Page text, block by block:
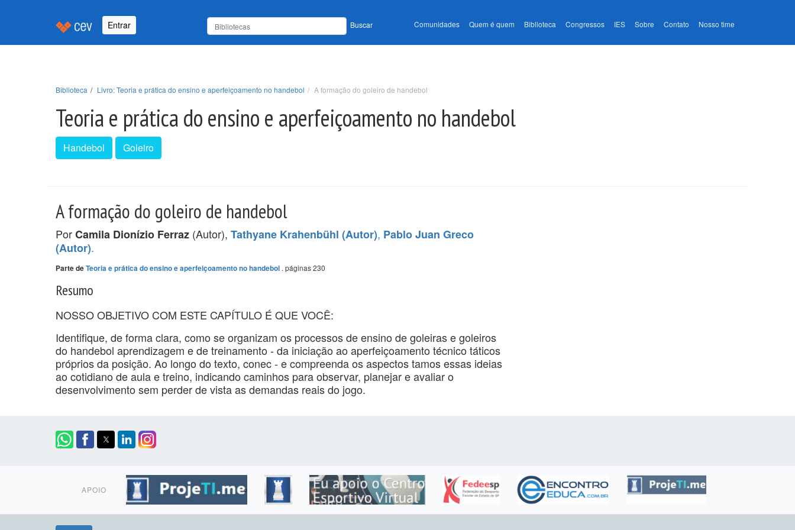
Entrar Buscar Comunidades Quem é quem Biblioteca Congressos IES Sobre Contato Nosso time
Biblioteca Livro: Teoria e prática do ensino e aperfeiçoamento no handebol A formação do goleiro de handebol
Teoria e prática do ensino e aperfeiçoamento no handebol
Handebol Goleiro
A formação do goleiro de handebol
PorCamila Dionízio Ferraz (Autor), Tathyane Krahenbühl (Autor), Pablo Juan Greco
(Autor).
Parte deTeoria e prática do ensino e aperfeiçoamento no handebol . páginas 230
Resumo
NOSSO OBJETIVO COM ESTE CAPÍTULO É QUE VOCÊ:
Identifique, de forma clara, como se organizam os processos de ensino de goleiras e goleiros
do handebol aprendizagem e de treinamento - da iniciação ao aperfeiçoamento técnico táticos
próprios da posição. Ao longo do texto, conec - e compreenda os aspectos tamos essas ideias
ao cotidiano de aula e treino, indicando caminhos para observar, planejar e avaliar o
desenvolvimento sem perder de vista as demandas reais do jogo.
APOIO